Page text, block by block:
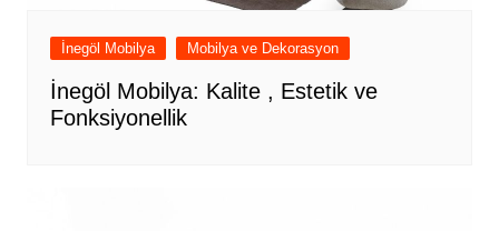
İnegöl Mobilya Mobilya ve Dekorasyon
İnegöl Mobilya: Kalite , Estetik ve
Fonksiyonellik